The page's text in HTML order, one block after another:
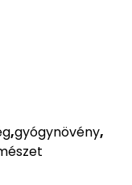
,gyógynövény,